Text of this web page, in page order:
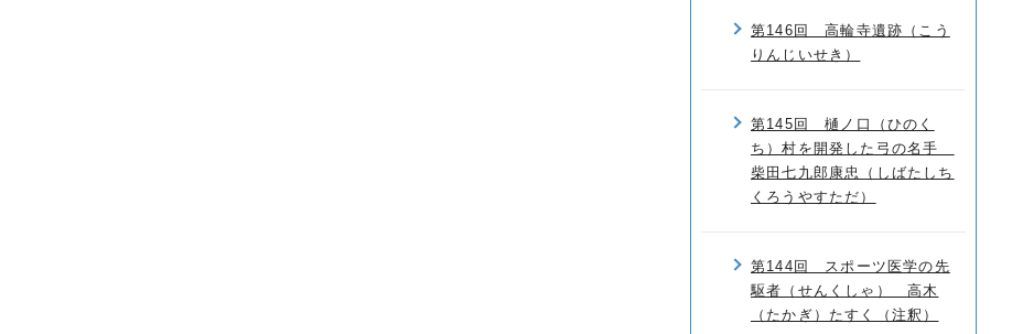
第146回 高輪寺遺跡（こう
りんじいせき）
第145回 樋ノ口（ひのく
ち）村を開発した弓の名手
柴田七九郎康忠（しばたしち
くろうやすただ）
第144回 スポーツ医学の先
駆者（せんくしゃ） 高木
（たかぎ）たすく（注釈）